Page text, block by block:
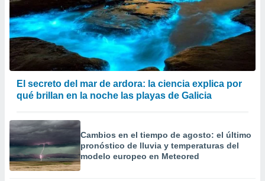
El secreto del mar de ardora: la ciencia explica por
qué brillan en la noche las playas de Galicia
Cambios en el tiempo de agosto: el último
pronóstico de lluvia y temperaturas del
modelo europeo en Meteored